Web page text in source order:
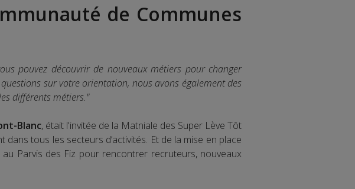
de Communes
pouvez découvrir de nouveaux métiers pour changer
sur votre orientation, nous avons également des
différents métiers."
Blanc, était l'invitée de la Matniale des Super Lève Tôt
tous les secteurs d’activités. Et de la mise en place
Parvis des Fiz pour rencontrer recruteurs, nouveaux